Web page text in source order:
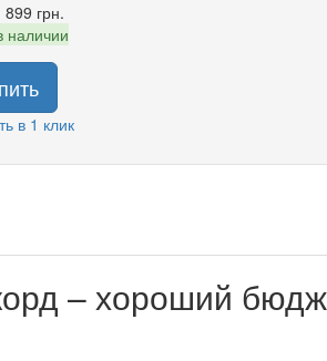
899 грн.
наличии
в 1 клик
– хороший